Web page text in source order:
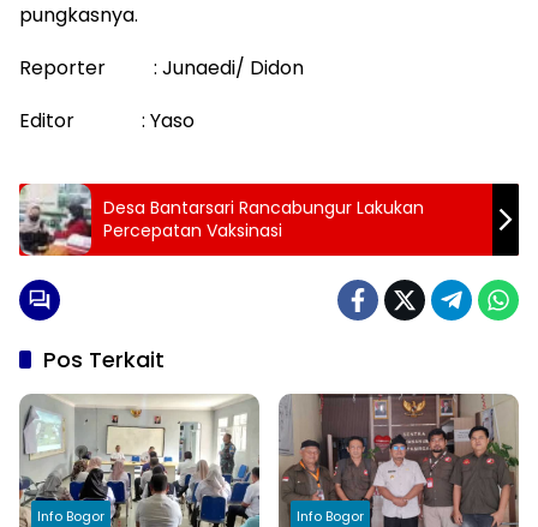
pungkasnya.
Reporter : Junaedi/ Didon
Editor : Yaso
Desa Bantarsari Rancabungur Lakukan
Percepatan Vaksinasi
Pos Terkait
Info Bogor Info Bogor